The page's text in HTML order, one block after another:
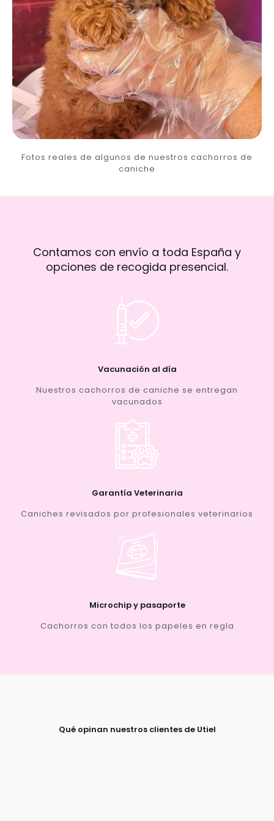
Fotos reales de algunos de nuestros cachorros de
caniche
Contamos con envío a toda España y
opciones de recogida presencial.
Vacunación al día
Nuestros cachorros de caniche se entregan
vacunados
Garantía Veterinaria
Caniches revisados por profesionales veterinarios
Microchip y pasaporte
Cachorros con todos los papeles en regla
Qué opinan nuestros clientes de Utiel